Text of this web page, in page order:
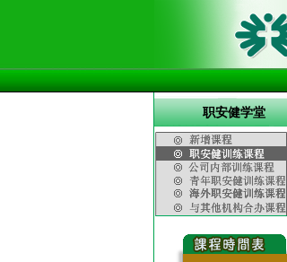
职安健学堂